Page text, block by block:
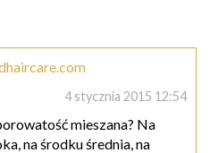
4 stycznia 2015 12:54
mieszana? Na
na środku średnia, na